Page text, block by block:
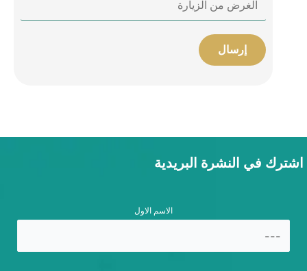
اشترك في النشرة البريدية
الاسم الاول